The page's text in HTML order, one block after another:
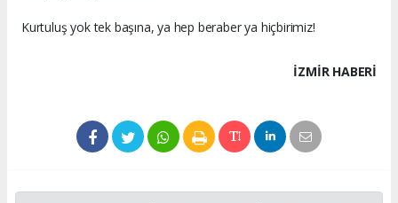
Kurtuluş yok tek başına, ya hep beraber ya hiçbirimiz!
İZMIR HABERİ